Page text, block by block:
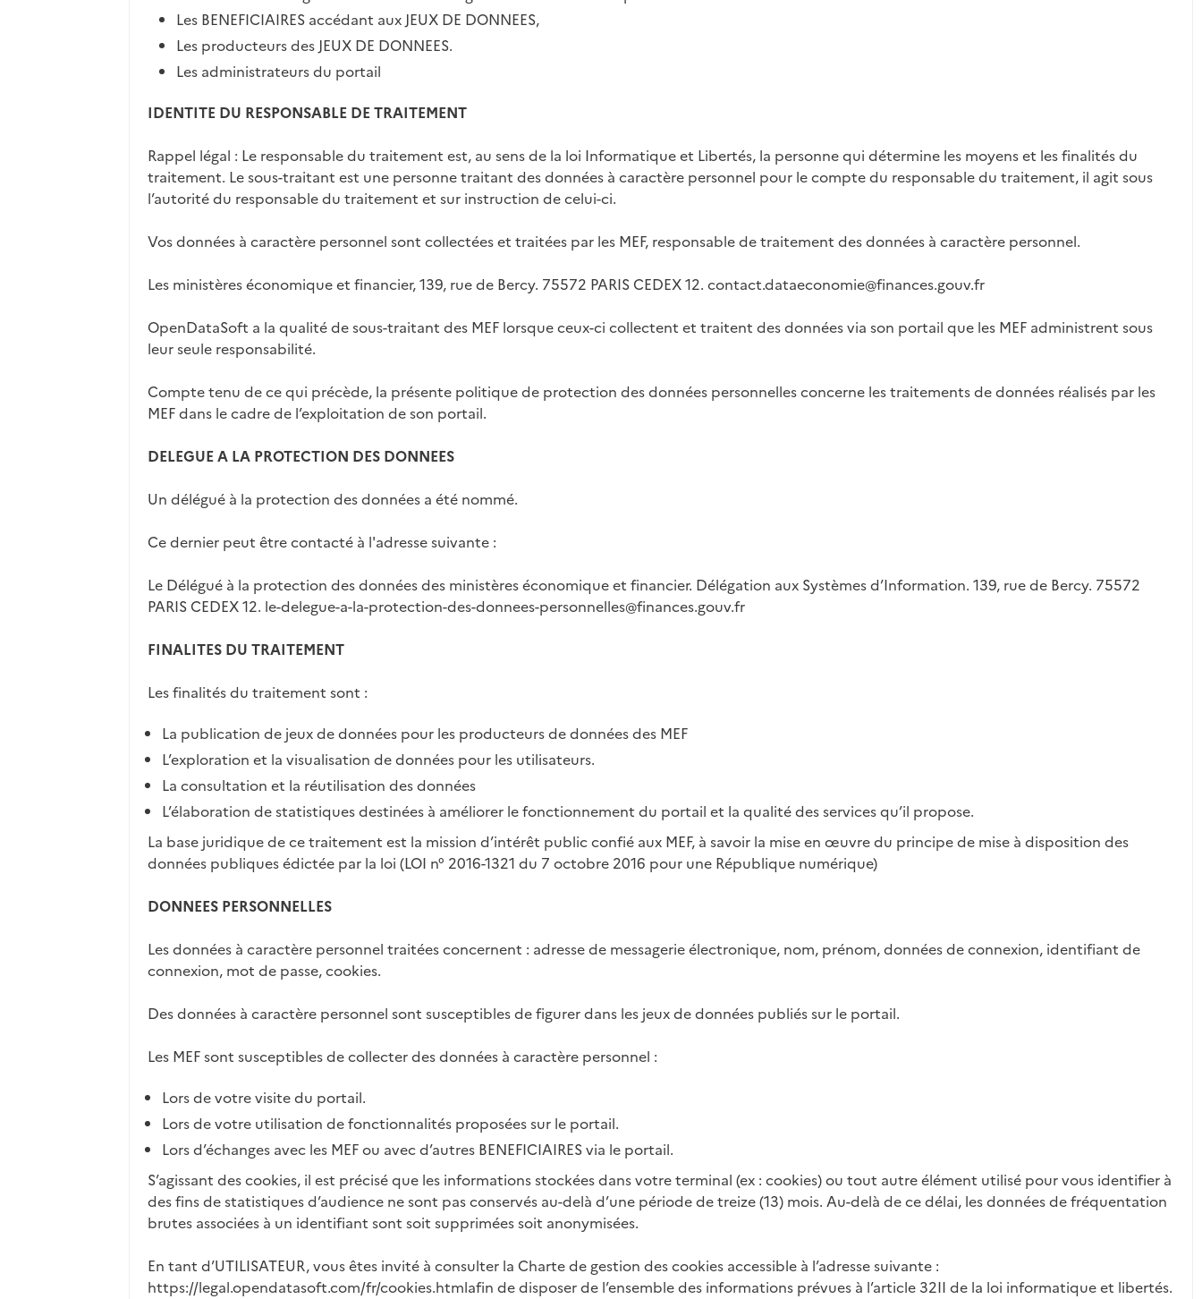
Les BENEFICIAIRES accédant aux JEUX DE DONNEES,
Les producteurs des JEUX DE DONNEES.
Les administrateurs du portail
IDENTITE DU RESPONSABLE DE TRAITEMENT
Rappel légal : Le responsable du traitement est, au sens de la loi Informatique et Libertés, la personne qui détermine les moyens et les finalités du
traitement. Le sous-traitant est une personne traitant des données à caractère personnel pour le compte du responsable du traitement, il agit sous
l’autorité du responsable du traitement et sur instruction de celui-ci.
Vos données à caractère personnel sont collectées et traitées par les MEF, responsable de traitement des données à caractère personnel.
Les ministères économique et financier, 139, rue de Bercy. 75572 PARIS CEDEX 12. contact.dataeconomie@finances.gouv.fr
OpenDataSoft a la qualité de sous-traitant des MEF lorsque ceux-ci collectent et traitent des données via son portail que les MEF administrent sous
leur seule responsabilité.
Compte tenu de ce qui précède, la présente politique de protection des données personnelles concerne les traitements de données réalisés par les
MEF dans le cadre de l’exploitation de son portail.
DELEGUE A LA PROTECTION DES DONNEES
Un délégué à la protection des données a été nommé.
Ce dernier peut être contacté à l'adresse suivante :
Le Délégué à la protection des données des ministères économique et financier. Délégation aux Systèmes d’Information. 139, rue de Bercy. 75572
PARIS CEDEX 12. le-delegue-a-la-protection-des-donnees-personnelles@finances.gouv.fr
FINALITES DU TRAITEMENT
Les finalités du traitement sont :
La publication de jeux de données pour les producteurs de données des MEF
L’exploration et la visualisation de données pour les utilisateurs.
La consultation et la réutilisation des données
L’élaboration de statistiques destinées à améliorer le fonctionnement du portail et la qualité des services qu’il propose.
La base juridique de ce traitement est la mission d’intérêt public confié aux MEF, à savoir la mise en œuvre du principe de mise à disposition des
données publiques édictée par la loi (LOI n° 2016-1321 du 7 octobre 2016 pour une République numérique)
DONNEES PERSONNELLES
Les données à caractère personnel traitées concernent : adresse de messagerie électronique, nom, prénom, données de connexion, identifiant de
connexion, mot de passe, cookies.
Des données à caractère personnel sont susceptibles de figurer dans les jeux de données publiés sur le portail.
Les MEF sont susceptibles de collecter des données à caractère personnel :
Lors de votre visite du portail.
Lors de votre utilisation de fonctionnalités proposées sur le portail.
Lors d’échanges avec les MEF ou avec d’autres BENEFICIAIRES via le portail.
S’agissant des cookies, il est précisé que les informations stockées dans votre terminal (ex : cookies) ou tout autre élément utilisé pour vous identifier à
des fins de statistiques d’audience ne sont pas conservés au-delà d’une période de treize (13) mois. Au-delà de ce délai, les données de fréquentation
brutes associées à un identifiant sont soit supprimées soit anonymisées.
En tant d’UTILISATEUR, vous êtes invité à consulter la Charte de gestion des cookies accessible à l’adresse suivante :
https://legal.opendatasoft.com/fr/cookies.htmlafin de disposer de l’ensemble des informations prévues à l’article 32II de la loi informatique et libertés.